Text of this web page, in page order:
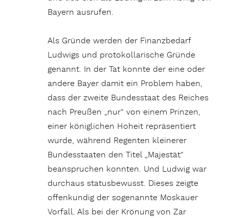
Bayern ausrufen.
Als Gründe werden der Finanzbedarf
Ludwigs und protokollarische Gründe
genannt. In der Tat konnte der eine oder
andere Bayer damit ein Problem haben,
dass der zweite Bundesstaat des Reiches
nach Preußen „nur“ von einem Prinzen,
einer königlichen Hoheit repräsentiert
wurde, während Regenten kleinerer
Bundesstaaten den Titel „Majestät“
beanspruchen konnten. Und Ludwig war
durchaus statusbewusst. Dieses zeigte
offenkundig der sogenannte Moskauer
Vorfall. Als bei der Krönung von Zar